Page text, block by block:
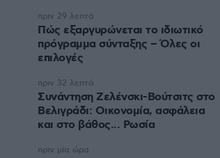
Πώς εξαργυρώνεται το ιδιωτικό
πρόγραμμα σύνταξης – Όλες οι
επιλογές
πριν 29 λεπτά
Συνάντηση Ζελένσκι-Βούτσιτς στο
Βελιγράδι: Οικονομία, ασφάλεια
και στο βάθος... Ρωσία
πριν 32 λεπτά
πριν μία ώρα